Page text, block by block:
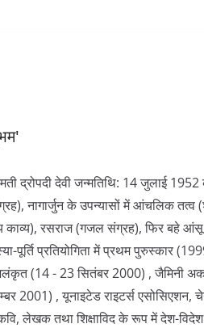
द्रोपदी देवी जन्मतिथि: 14 जुलाई
नागार्जुन के उपन्यासों में आंचलिक
काव्य), रसराज (गजल संग्रह), फिर बहे
पूर्ति प्रतियोगिता में प्रथम पुरुस्कार
(14 - 23 सितंबर 2000) , जैमिनी
2001) , यूनाइटेड राइटर्स एसोसिएशन,
लेखक तथा शिक्षाविद के रूप में देश-